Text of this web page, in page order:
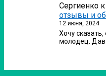
Сергиенко к
отзывы и
12 июня, 2024
Хочу
молодец.